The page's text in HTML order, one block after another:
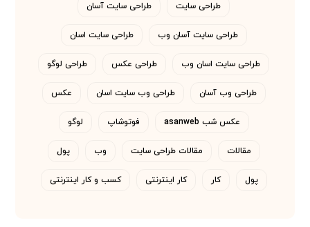
طراحی سایت طراحی سایت آسان
طراحی سایت آسان وب طراحی سایت اسان
طراحی سایت اسان وب طراحی عکس طراحی لوگو
طراحی وب آسان طراحی وب سایت اسان عکس
عکس شب asanweb فوتوشاپ لوگو
مقالات مقالات طراحی سایت وب پول
پول کار کار اینترنتی کسب و کار اینترنتی